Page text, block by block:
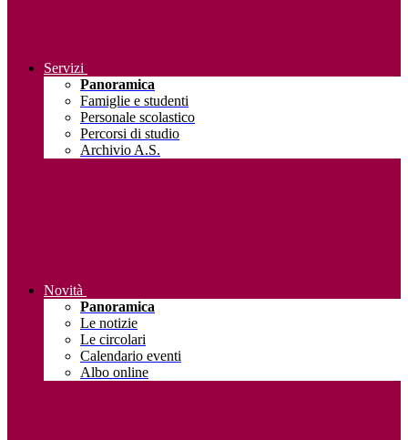
Servizi
Panoramica
Famiglie e studenti
Personale scolastico
Percorsi di studio
Archivio A.S.
Novità
Panoramica
Le notizie
Le circolari
Calendario eventi
Albo online